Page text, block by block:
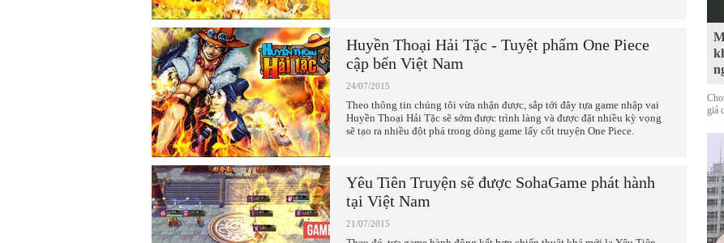
Huyền Thoại Hải Tặc - Tuyệt phẩm One Piece
cập bến Việt Nam
24/07/2015
Theo thông tin chúng tôi vừa nhận được, sắp tới đây tựa game nhập vai
Huyền Thoại Hải Tặc sẽ sớm được trình làng và được đặt nhiều kỳ vọng
sẽ tạo ra nhiều đột phá trong dòng game lấy cốt truyện One Piece.
Yêu Tiên Truyện sẽ được SohaGame phát hành
tại Việt Nam
21/07/2015
giả